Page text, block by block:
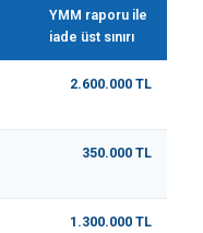
YMM raporu ile
iade üst sınırı
2.600.000 TL
350.000 TL
1.300.000 TL